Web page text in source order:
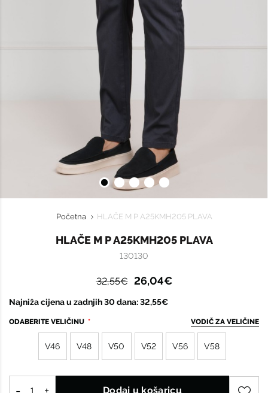
Početna HLAČE M P A25KMH205 PLAVA
HLAČE M P A25KMH205 PLAVA
130130
32,55€ 26,04€
Najniža cijena u zadnjih 30 dana: 32,55€
ODABERITE VELIČINU VODIČ ZA VELIČINE
V46 V48 V50 V52 V56 V58
Dodaj u košaricu